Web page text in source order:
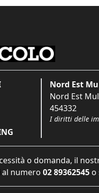
Nord Est
Nord Est
454332
I diritti delle
o domanda, il
numero 02 89362545 o